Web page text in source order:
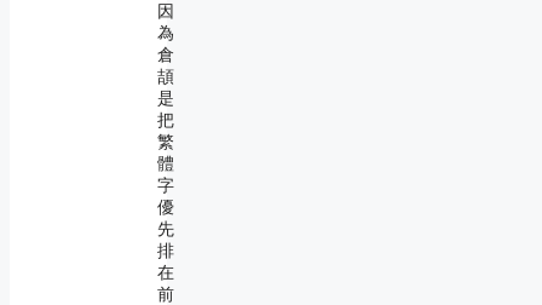
因
為
倉
頡
是
把
繁
體
字
優
先
排
在
前